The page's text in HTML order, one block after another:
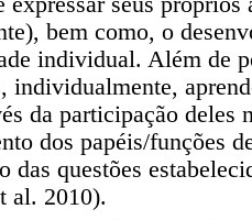
bem como, o
individual. Além de
individualmente,
da participação deles
dos papéis/funções
das questões
al. 2010).